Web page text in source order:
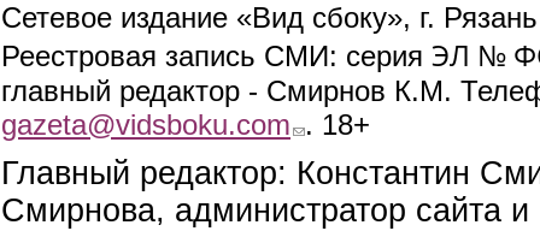
Сетевое издание «Вид сбоку», г.
Реестровая запись СМИ: серия ЭЛ №
главный редактор - Смирнов К.М.
gazeta@vidsboku.com (link sends e-mail)
. 18+
Главный редактор: Константин
Смирнова, администратор сайта